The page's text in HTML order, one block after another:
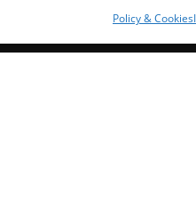
Policy & Cookies